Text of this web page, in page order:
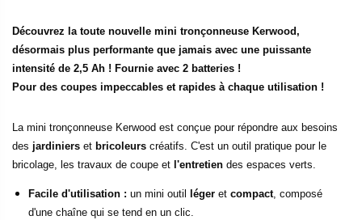
Découvrez la toute nouvelle mini tronçonneuse Kerwood,
désormais plus performante que jamais avec une puissante
intensité de 2,5 Ah ! Fournie avec 2 batteries !
Pour des coupes impeccables et rapides à chaque utilisation !
La mini tronçonneuse Kerwood est conçue pour répondre aux besoins
des jardiniers et bricoleurs créatifs. C'est un outil pratique pour le
bricolage, les travaux de coupe et l'entretien des espaces verts.
Facile d'utilisation : un mini outil léger et compact, composé
d'une chaîne qui se tend en un clic.